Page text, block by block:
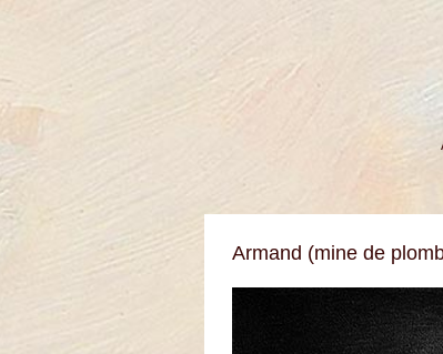
Armand (mine de